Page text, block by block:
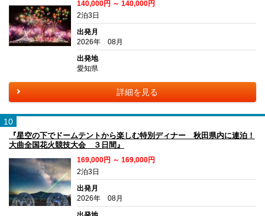
140,000円 ～ 140,000円
2泊3日
出発月
2026年 08月
出発地
愛知県
詳細を見る
10
『星空の下でドームテントから楽しむ特別ディナー 秋田県内に連泊！
大曲全国花火競技大会 ３日間』
169,000円 ～ 169,000円
2泊3日
出発月
2026年 08月